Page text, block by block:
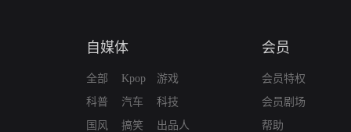
自媒体
全部
科普
国风
Kpop
汽车
搞笑
游戏
科技
出品人
会员
会员特权
会员剧场
帮助